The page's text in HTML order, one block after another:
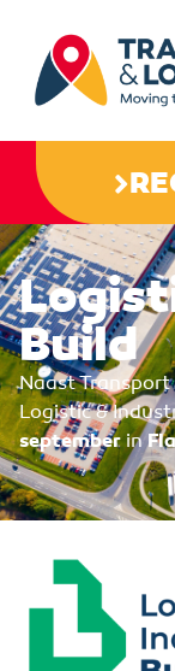
Build
Naast Transport
Logistic &
septemberin